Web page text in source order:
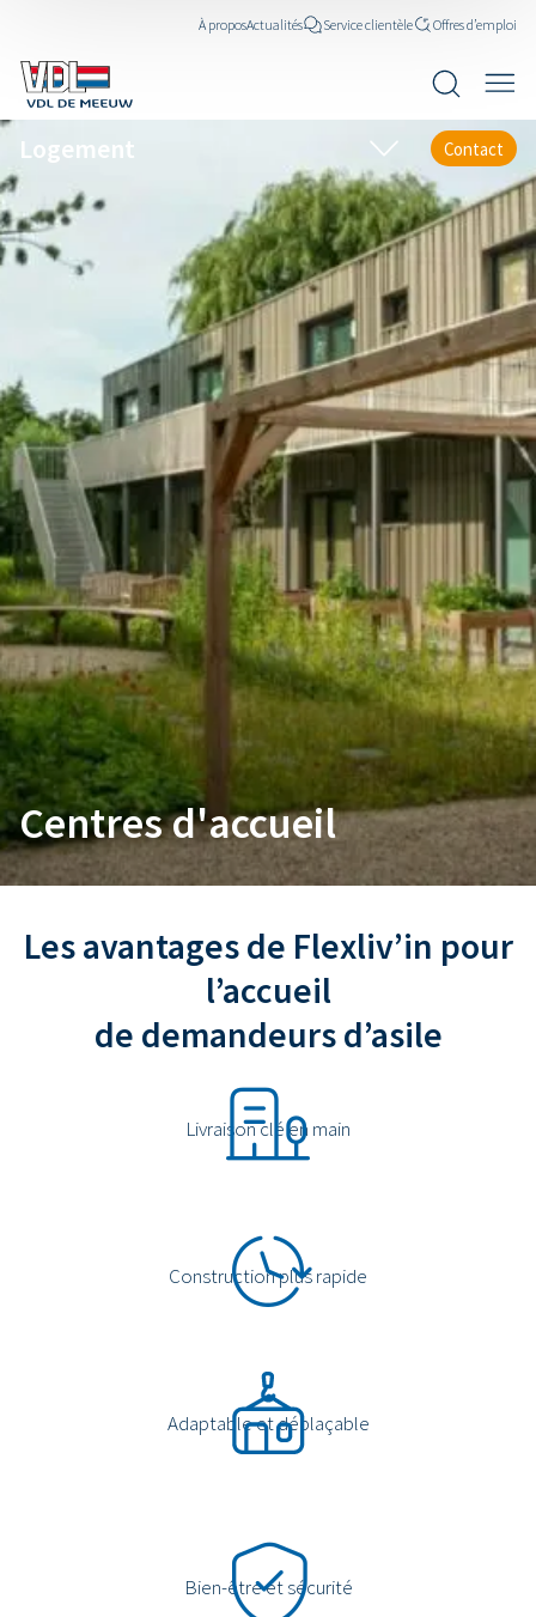
À proposActualités Service clientèle Offres d’emploi
Logement Contact
Centres d'accueil
Les avantages de Flexliv’in pour
l’accueil
de demandeurs d’asile
Livraison clé en main
Construction plus rapide
Adaptable et déplaçable
Bien-être et sécurité